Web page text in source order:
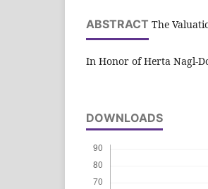
ABSTRACT The
In Honor of Herta Nagl-
DOWNLOADS